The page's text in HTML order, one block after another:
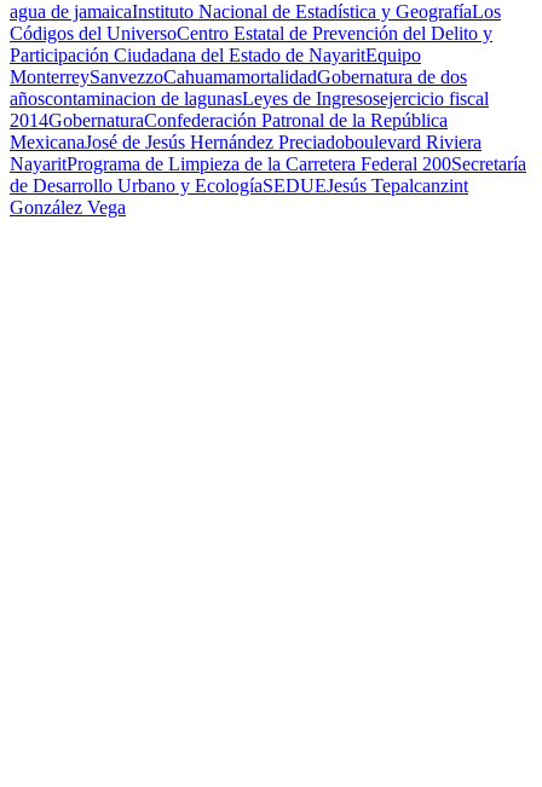
agua de jamaicaInstituto Nacional de Estadística y GeografíaLos
Códigos del UniversoCentro Estatal de Prevención del Delito y
Participación Ciudadana del Estado de NayaritEquipo
MonterreySanvezzoCahuamamortalidadGobernatura de dos
añoscontaminacion de lagunasLeyes de Ingresosejercicio fiscal
2014GobernaturaConfederación Patronal de la República
MexicanaJosé de Jesús Hernández Preciadoboulevard Riviera
NayaritPrograma de Limpieza de la Carretera Federal 200Secretaría
de Desarrollo Urbano y EcologíaSEDUEJesús Tepalcanzint
González Vega